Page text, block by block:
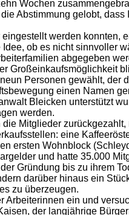
Wochen
Abstimmung gelobt,
werden konnten,
ob es nicht sinnvoller
abgegeben
Großeinkaufsmöglichkeit
Personen gewählt, der
einen Namen
Bleicken unterstützt
werden.
Mitglieder
eine
ersten Wohnblock
und hatte 35.000
Gründung bis zu ihrem
darüber hinaus ein
zu überzeugen.
ein und
der langjährige